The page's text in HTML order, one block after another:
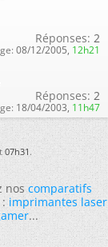
Réponses: 2
08/12/2005, 12h21
Réponses: 2
18/04/2003, 11h47
07h31.
noscomparatifs
:imprimantes laser
...